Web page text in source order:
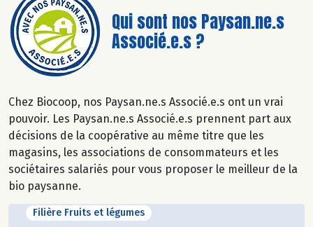
Qui sont nos Paysan.ne.s
Associé.e.s ?
Chez Biocoop, nos Paysan.ne.s Associé.e.s ont un vrai
pouvoir. Les Paysan.ne.s Associé.e.s prennent part aux
décisions de la coopérative au même titre que les
magasins, les associations de consommateurs et les
sociétaires salariés pour vous proposer le meilleur de la
bio paysanne.
Filière Fruits et légumes